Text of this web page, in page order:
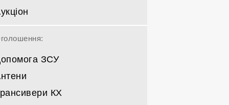
ЗСУ
Спрямовані КВ
КХ